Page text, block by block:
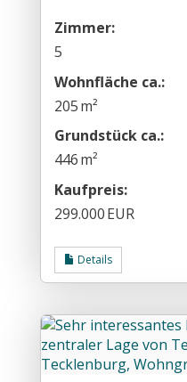
Zimmer:
5
Wohnfläche ca.:
205 m²
Grund­stück ca.:
446 m²
Kaufpreis:
299.000 EUR
Details